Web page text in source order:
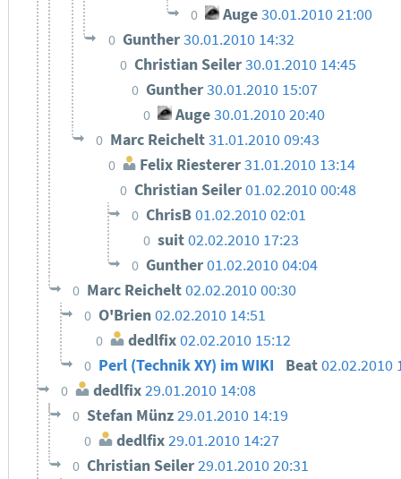
0 Auge30.01.2010 21:00
0 Gunther30.01.2010 14:32
0 Christian Seiler30.01.2010 14:45
0 Gunther30.01.2010 15:07
0 Auge30.01.2010 20:40
0 Marc Reichelt31.01.2010 09:43
0 Felix Riesterer31.01.2010 13:14
0 Christian Seiler01.02.2010 00:48
0 ChrisB01.02.2010 02:01
0 suit02.02.2010 17:23
0 Gunther01.02.2010 04:04
0 Marc Reichelt02.02.2010 00:30
0 O'Brien02.02.2010 14:51
0 dedlfix02.02.2010 15:12
0 Perl (Technik XY) im WIKI Beat02.02.2010
0 dedlfix 29.01.2010 14:08
0 Stefan Münz29.01.2010 14:19
0 dedlfix29.01.2010 14:27
0 Christian Seiler29.01.2010 20:31